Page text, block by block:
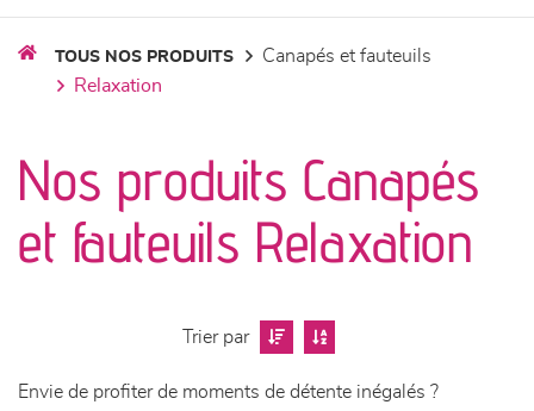
séjours
meubles de complément
TOUS NOS PRODUITS
canapés et fauteuils
relaxation
Nos produits Canapés
et fauteuils Relaxation
Trier par
Envie de profiter de moments de détente inégalés ?